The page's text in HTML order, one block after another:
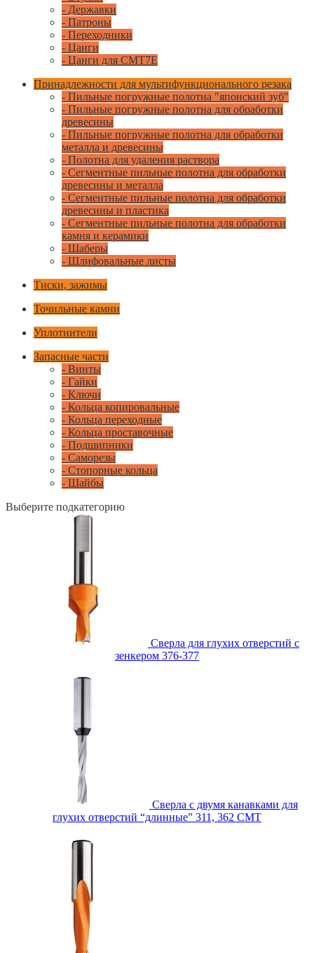
- Державки
- Патроны
- Переходники
- Цанги
- Цанги для CMT7E
Принадлежности для мультифункционального резака
- Пильные погружные полотна "японский зуб"
- Пильные погружные полотна для обработки
древесины
- Пильные погружные полотна для обработки
металла и древесины
- Полотна для удаления раствора
- Сегментные пильные полотна для обработки
древесины и металла
- Сегментные пильные полотна для обработки
древесины и пластика
- Сегментные пильные полотна для обработки
камня и керамики
- Шаберы
- Шлифовальные листы
Тиски, зажимы
Точильные камни
Уплотнители
Запасные части
- Винты
- Гайки
- Ключи
- Кольца копировальные
- Кольца переходные
- Кольца проставочные
- Подшипники
- Саморезы
- Стопорные кольца
- Шайбы
Выберите подкатегорию
Сверла для глухих отверстий с
зенкером 376-377
Сверла с двумя канавками для
глухих отверстий “длинные” 311, 362 CMT